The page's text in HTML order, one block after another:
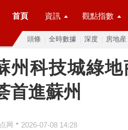
首頁 資訊 觀點指數
頭條 全時數據 深度 房地産
州科技城綠
首進蘇州
网 • 2026-07-08 14:28